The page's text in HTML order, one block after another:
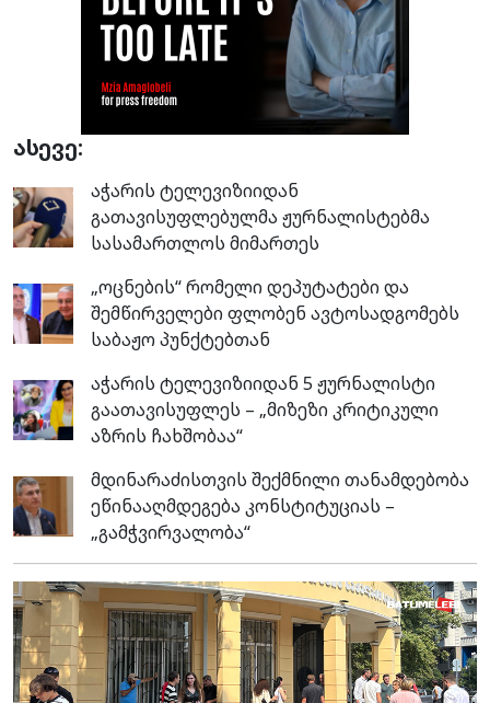
ასევე:
აჭარის ტელევიზიიდან
გათავისუფლებულმა ჟურნალისტებმა
სასამართლოს მიმართეს
„ოცნების“ რომელი დეპუტატები და
შემწირველები ფლობენ ავტოსადგომებს
საბაჟო პუნქტებთან
აჭარის ტელევიზიიდან 5 ჟურნალისტი
გაათავისუფლეს – „მიზეზი კრიტიკული
აზრის ჩახშობაა“
მდინარაძისთვის შექმნილი თანამდებობა
ეწინააღმდეგება კონსტიტუციას –
„გამჭვირვალობა“